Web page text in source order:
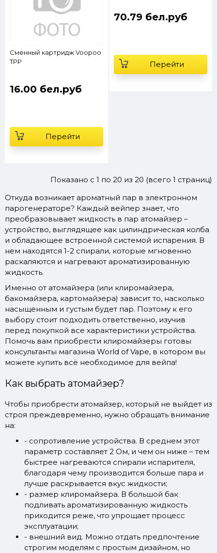
Сменный картридж Voopoo
TPP
16.00 бел.руб
Перейти
70.79 бел.руб
Перейти
Показано с 1 по 20 из 20 (всего 1 страниц)
Откуда возникает ароматный пар в электронном
парогенераторе? Каждый вейпер знает, что
преобразовывает жидкость в пар атомайзер –
устройство, выглядящее как цилиндрическая колба
и обладающее встроенной системой испарения. В
нем находятся 1-2 спирали, которые мгновенно
раскаляются и нагревают ароматизированную
жидкость.
Именно от атомайзера (или клиромайзера,
бакомайзера, картомайзера) зависит то, насколько
насыщенным и густым будет пар. Поэтому к его
выбору стоит подходить ответственно, изучив
перед покупкой все характеристики устройства.
Помочь вам приобрести клиромайзеры готовы
консультанты магазина World of Vape, в котором вы
можете купить всё необходимое для вейпа!
Как выбрать атомайзер?
Чтобы приобрести атомайзер, который не выйдет из
строя преждевременно, нужно обращать внимание
на:
- сопротивление устройства. В среднем этот
параметр составляет 2 Ом, и чем он ниже – тем
быстрее нагреваются спирали испарителя,
благодаря чему производится больше пара и
лучше раскрывается вкус жидкости;
- размер клиромайзера. В большой бак
подливать ароматизированную жидкость
приходится реже, что упрощает процесс
эксплуатации;
- внешний вид. Можно отдать предпочтение
строгим моделям с простым дизайном, но